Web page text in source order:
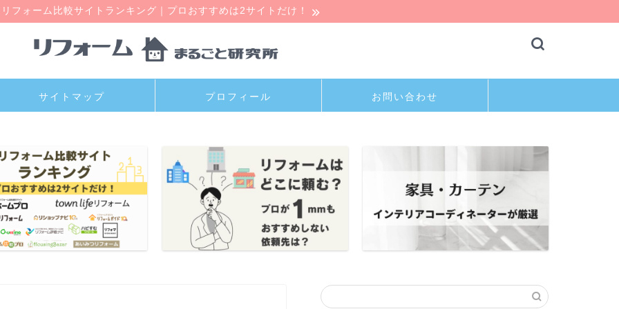
リフォーム比較サイトランキング｜プロおすすめは2サイトだけ！
サイトマップ プロフィール お問い合わせ